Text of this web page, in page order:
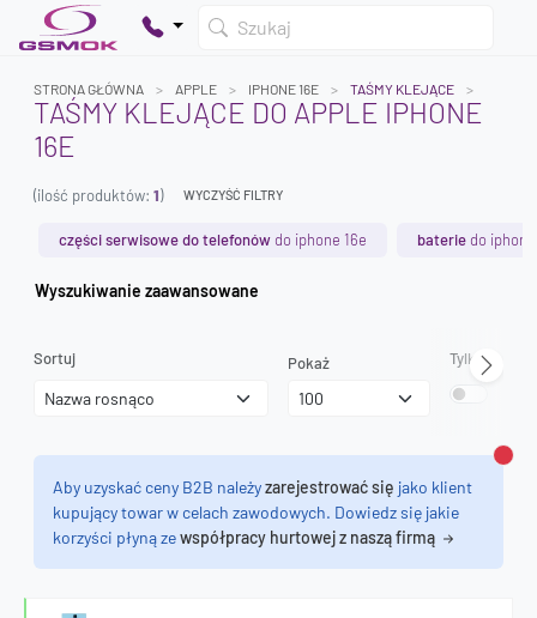
Szukaj
Dodaj produkty, aby kontynuować.
STRONA GŁÓWNA APPLE IPHONE 16E TAŚMY KLEJĄCE
TAŚMY KLEJĄCE DO APPLE IPHONE
16E
(ilość produktów: 1) WYCZYŚĆ FILTRY
części serwisowe do telefonów do iphone 16e baterie do
Wyszukiwanie zaawansowane
Sortuj Pokaż Tylko
Aby uzyskać ceny B2B należyzarejestrować się jako klient
kupujący towar w celach zawodowych. Dowiedz się jakie
korzyści płyną zewspółpracy hurtowej z naszą firmą